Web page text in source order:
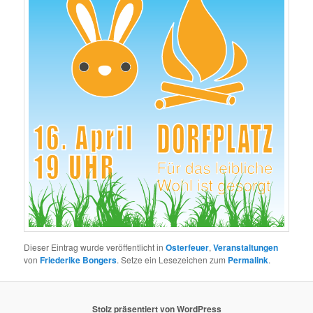
Dieser Eintrag wurde veröffentlicht inOsterfeuer,Veranstaltungen
vonFriederike Bongers. Setze ein Lesezeichen zum Permalink.
Stolz präsentiert von WordPress